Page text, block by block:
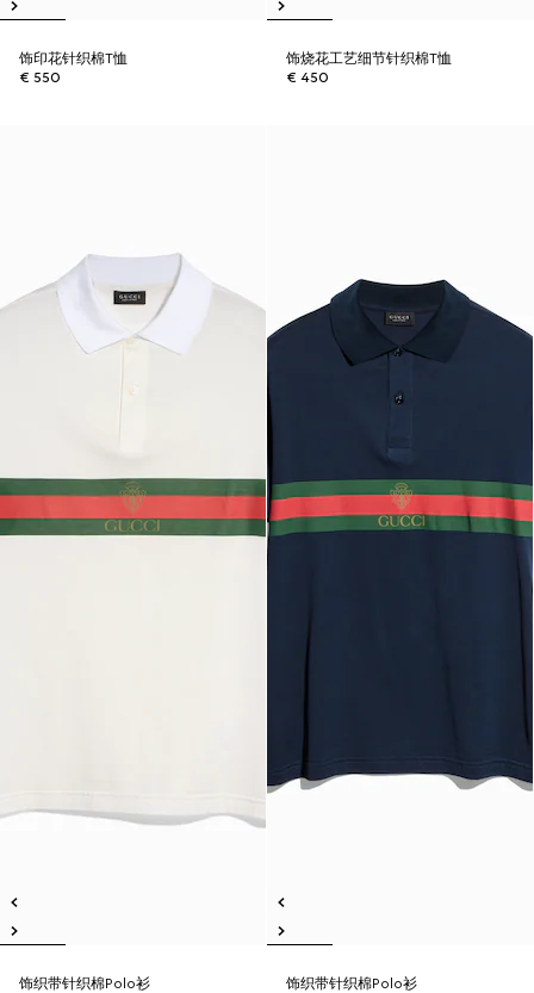
饰印花针织棉T恤
€ 550
饰烧花工艺细节针织棉T恤
€ 450
饰织带针织棉Polo衫
饰织带针织棉Polo衫